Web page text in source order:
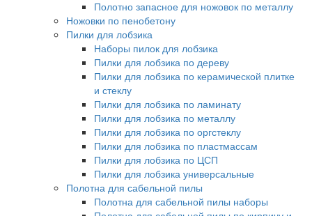
Полотно запасное для ножовок по металлу
Ножовки по пенобетону
Пилки для лобзика
Наборы пилок для лобзика
Пилки для лобзика по дереву
Пилки для лобзика по керамической плитке
и стеклу
Пилки для лобзика по ламинату
Пилки для лобзика по металлу
Пилки для лобзика по оргстеклу
Пилки для лобзика по пластмассам
Пилки для лобзика по ЦСП
Пилки для лобзика универсальные
Полотна для сабельной пилы
Полотна для сабельной пилы наборы